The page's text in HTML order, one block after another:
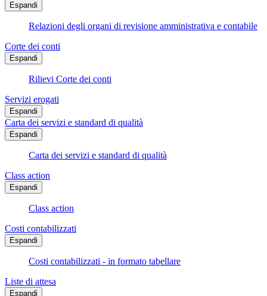
Espandi
Relazioni degli organi di revisione amministrativa e contabile
Corte dei conti
Espandi
Rilievi Corte dei conti
Servizi erogati
Espandi
Carta dei servizi e standard di qualità
Espandi
Carta dei servizi e standard di qualità
Class action
Espandi
Class action
Costi contabilizzati
Espandi
Costi contabilizzati - in formato tabellare
Liste di attesa
Espandi